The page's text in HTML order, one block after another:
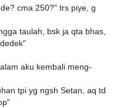
cma 250?" trs piye, g
taulah, bsk ja qta bhas,
aku kembali meng-
tpi yg ngsh Setan, aq td